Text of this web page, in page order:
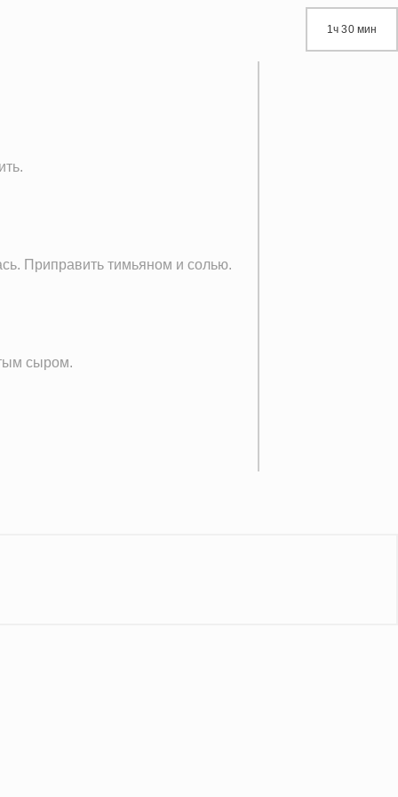
1ч 30 мин
Приправить тимьяном и солью.
сыром.